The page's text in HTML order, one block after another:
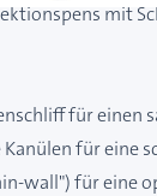
mit
für einen
für eine
wall") für eine